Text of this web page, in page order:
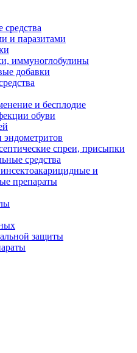
и паразитами
иммуноглобулины
добавки
и бесплодие
обуви
эндометритов
спреи, присыпки
средства
и
препараты
защиты